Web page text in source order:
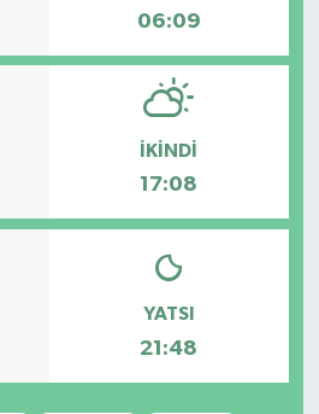
06:09
İKINDI
17:08
YATSI
21:48